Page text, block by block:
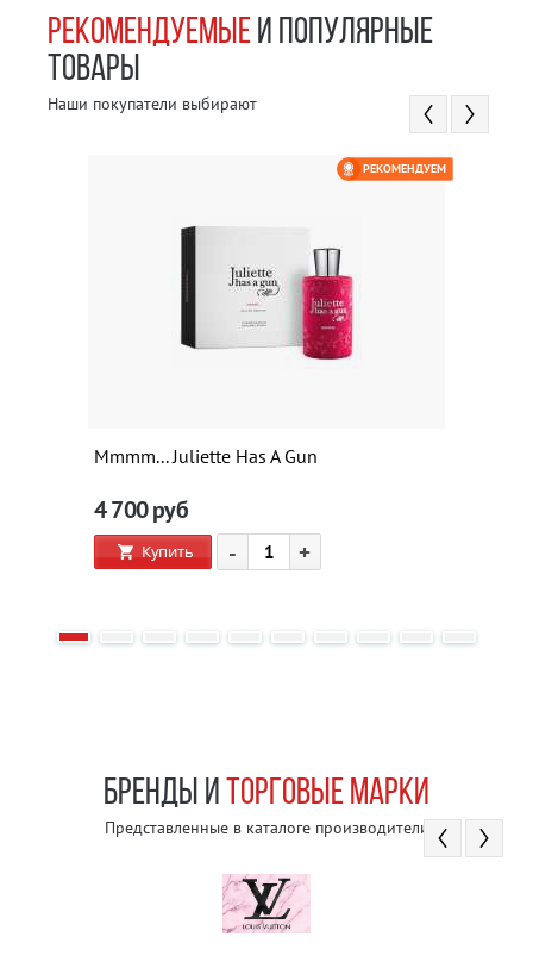
РЕКОМЕНДУЕМЫЕИ ПОПУЛЯРНЫЕ
ТОВАРЫ
Наши покупатели выбирают
Mmmm... Juliette Has A Gun
4 700руб
Купить - +
РЕКОМЕНДУЕМ
БРЕНДЫ И ТОРГОВЫЕ МАРКИ
Представленные в каталоге производители